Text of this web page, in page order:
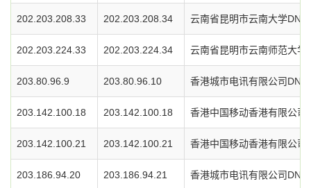
202.203.208.33 202.203.208.34 云南省昆明市云南大学DNS
202.203.224.33 202.203.224.34 云南省昆明市云南师范大学
203.80.96.9 203.80.96.10 香港城市电讯有限公司DNS
203.142.100.18 203.142.100.18 香港中国移动香港有限公司
203.142.100.21 203.142.100.21 香港中国移动香港有限公司
203.186.94.20 203.186.94.21 香港城市电讯有限公司DNS